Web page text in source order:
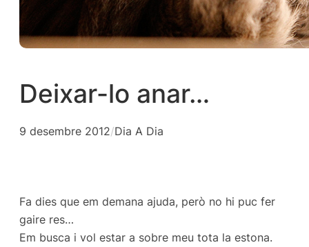
Deixar-lo anar…
9 desembre 2012/Dia A Dia
Fa dies que em demana ajuda, però no hi puc fer
gaire res…
Em busca i vol estar a sobre meu tota la estona.